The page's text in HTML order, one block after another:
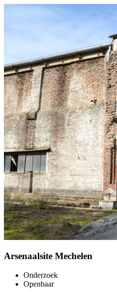
Arsenaalsite Mechelen
Onderzoek
Openbaar